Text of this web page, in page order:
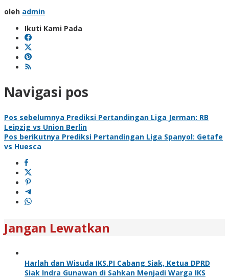
oleh admin
Ikuti Kami Pada
Navigasi pos
Pos sebelumnya Prediksi Pertandingan Liga Jerman: RB
Leipzig vs Union Berlin
Pos berikutnya Prediksi Pertandingan Liga Spanyol: Getafe
vs Huesca
Jangan Lewatkan
Harlah dan Wisuda IKS.PI Cabang Siak, Ketua DPRD
Siak Indra Gunawan di Sahkan Menjadi Warga IKS